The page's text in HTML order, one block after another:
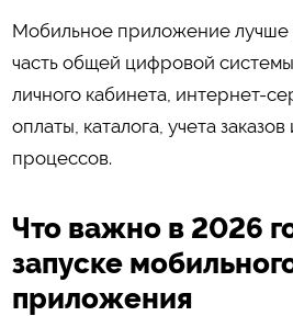
Мобильное приложение лучше
часть общей цифровой системы
личного кабинета, интернет-
оплаты, каталога, учета
процессов.
Что важно в 2026
запуске
приложения